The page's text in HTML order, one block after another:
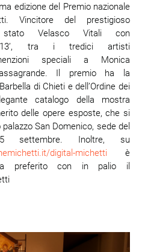
edizione del Premio nazionale
Vincitore del prestigioso
Velasco Vitali con
#13’, tra i tredici artisti
speciali a Monica
Il premio ha la
di Chieti e dell’Ordine dei
catalogo della mostra
delle opere esposte, che si
San Domenico, sede del
settembre. Inoltre, su
digital-michetti è
preferito con in palio il